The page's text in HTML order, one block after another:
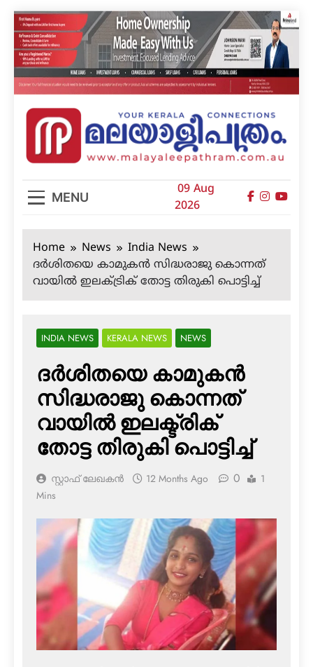
Skip
to
content
മലയാളിപത്രം
MENU
09 Aug
2026
Home News
India News
ദര്‍ശിതയെ കാമുകന്‍ സിദ്ധരാജു കൊന്നത്
വായില്‍ ഇലക്ട്രിക് തോട്ട തിരുകി പൊട്ടിച്ച്
INDIA NEWS KERALA NEWS NEWS
ദര്‍ശിതയെ കാമുകന്‍
സിദ്ധരാജു കൊന്നത്
വായില്‍ ഇലക്ട്രിക്
തോട്ട തിരുകി പൊട്ടിച്ച്
സ്റ്റാഫ് ലേഖകൻ 12 Months Ago 0
1
Mins